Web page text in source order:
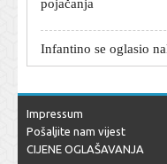
Infantino se oglasio
kategorički neistinite'
Šef sindikata
zasad nepoznatog
Brendirani ručnici,
Impressum
Pošaljite nam vijest
CIJENE OGLAŠAVANJA